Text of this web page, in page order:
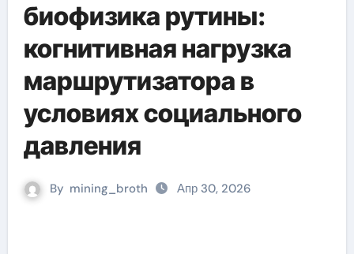
биофизика рутины:
когнитивная нагрузка
маршрутизатора в
условиях социального
давления
By mining_broth Апр 30, 2026